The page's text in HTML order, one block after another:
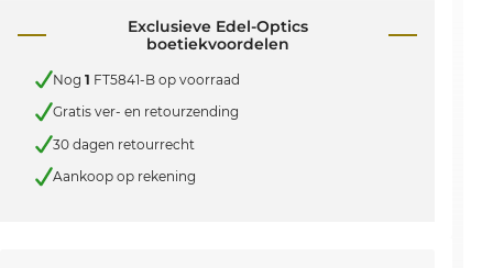
Exclusieve Edel-Optics
boetiekvoordelen
Nog1 FT5841-B op voorraad
Gratis ver- en retourzending
30 dagen retourrecht
Aankoop op rekening